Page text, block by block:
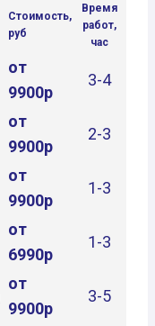
Стоимость,
руб
Время
работ,
час
от
9900р
3-4
от
9900р
2-3
от
9900р
1-3
от
6990р
1-3
от
9900р
3-5